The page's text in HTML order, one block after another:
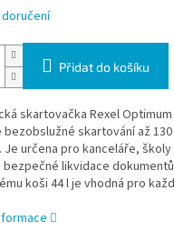
Přidat do košíku
skartovačka Rexel
bezobslužné skartování až
Je určena pro kanceláře,
likvidace
koši 44 l je vhodná pro